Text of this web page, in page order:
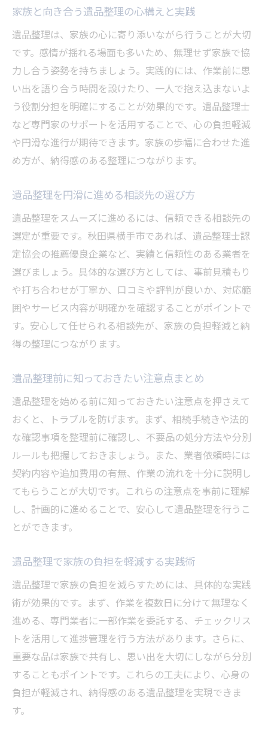
び
遺品整理のアフターサポート体制をチェッ
ク
遺品整理で家族の負担を減らすための工夫
遺品整理で家族負担を減らす計画立案のコ
ツ
作業効率が上がる遺品整理の具体的手順
家族が協力しやすい遺品整理の進め方とは
遺品整理で役立つ分担方法とスケジュール
負担軽減に効果的な遺品整理サービスの利
用
遺品整理後の心の整理と家族のケア方法
費用トラブルを防ぐ遺品整理のコツ
遺品整理で費用トラブルを防ぐ事前確認事
項
見積もりの比較で遺品整理費用を最適化す
る
法
契約前に確認したい遺品整理の注意点
トラブルを回避する遺品整理業者との交渉
術
遺品整理後も安心できるサポート体制の確
認
遺品整理の流れとスムーズな手順を解説
遺品整理の全体的な流れと段取りを紹介
スムーズに進む遺品整理の作業手順とは
遺品整理で役立つ分別・仕分けの方法
遺品整理後の清掃や供養の進め方も解説
遺品整理を円満に終えるための注意点
納得できる遺品整理を実現するためのまとめ
納得感ある遺品整理のための最終確認事項
家族全員が満足する遺品整理のポイント集
遺品整理後の手続きやサポートも忘れずに
家族と向き合う遺品整理の心構えと実践
遺品整理は、家族の心に寄り添いながら行うことが大切
です。感情が揺れる場面も多いため、無理せず家族で協
力し合う姿勢を持ちましょう。実践的には、作業前に思
い出を語り合う時間を設けたり、一人で抱え込まないよ
う役割分担を明確にすることが効果的です。遺品整理士
など専門家のサポートを活用することで、心の負担軽減
や円滑な進行が期待できます。家族の歩幅に合わせた進
め方が、納得感のある整理につながります。
遺品整理を円滑に進める相談先の選び方
遺品整理をスムーズに進めるには、信頼できる相談先の
選定が重要です。秋田県横手市であれば、遺品整理士認
定協会の推薦優良企業など、実績と信頼性のある業者を
選びましょう。具体的な選び方としては、事前見積もり
や打ち合わせが丁寧か、口コミや評判が良いか、対応範
囲やサービス内容が明確かを確認することがポイントで
す。安心して任せられる相談先が、家族の負担軽減と納
得の整理につながります。
遺品整理前に知っておきたい注意点まとめ
遺品整理を始める前に知っておきたい注意点を押さえて
おくと、トラブルを防げます。まず、相続手続きや法的
な確認事項を整理前に確認し、不要品の処分方法や分別
ルールも把握しておきましょう。また、業者依頼時には
契約内容や追加費用の有無、作業の流れを十分に説明し
てもらうことが大切です。これらの注意点を事前に理解
し、計画的に進めることで、安心して遺品整理を行うこ
とができます。
遺品整理で家族の負担を軽減する実践術
遺品整理で家族の負担を減らすためには、具体的な実践
術が効果的です。まず、作業を複数日に分けて無理なく
進める、専門業者に一部作業を委託する、チェックリス
トを活用して進捗管理を行う方法があります。さらに、
重要な品は家族で共有し、思い出を大切にしながら分別
することもポイントです。これらの工夫により、心身の
負担が軽減され、納得感のある遺品整理を実現できま
す。